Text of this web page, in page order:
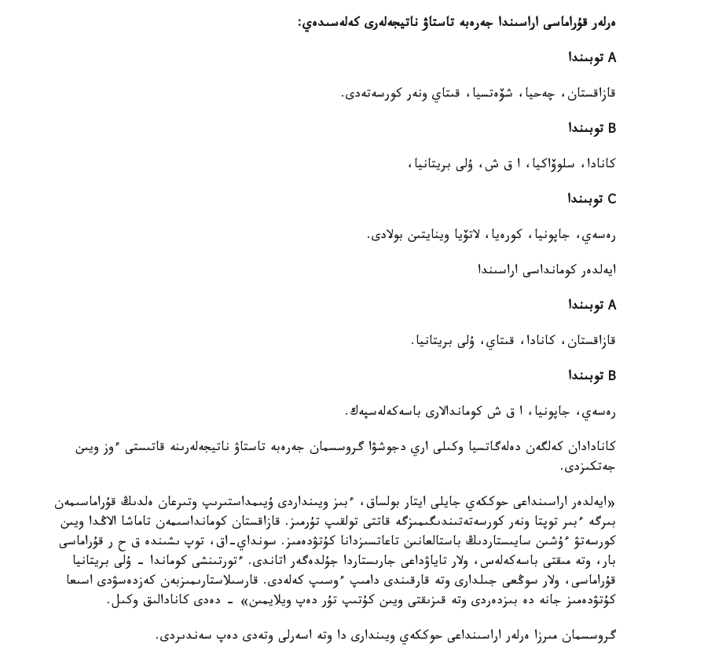
ەرلەر قۇراماسى اراسىندا جەرەبە تاستاۋ ناتيجەلەرى كەلەسىدەي:
А توبىندا
قازاقستان، چەحيا، شۆەتسيا، قىتاي ونەر كورسەتەدى.
В توبىندا
كانادا، سلوۆاكيا، ا ق ش، ۇلى بريتانيا،
С توبىندا
رەسەي، جاپونيا، كورەيا، لاتۆيا وينايتىن بولادى.
ايەلدەر كومانداسى اراسىندا
А توبىندا
قازاقستان، كانادا، قىتاي، ۇلى بريتانيا.
В توبىندا
رەسەي، جاپونيا، ا ق ش كوماندالارى باسەكەلەسپەك.
كانادادان كەلگەن دەلەگاتسيا وكىلى اري دجوشۋا گروسسمان جەرەبە تاستاۋ ناتيجەلەرىنە قاتىستى ءوز ويىن
جەتكىزدى.
«ايەلدەر اراسىنداعى حوككەي جايلى ايتار بولساق، ءبىز ويىنداردى ۇيىمداستىرىپ وتىرعان ەلدىڭ قۇراماسىمەن
بىرگە ءبىر توپتا ونەر كورسەتەتىندىگىمىزگە قاتتى تولقىپ تۇرمىز. قازاقستان كومانداسىمەن تاماشا الاڭدا ويىن
كورسەتۋ ءۇشىن سايىستاردىڭ باستالعانىن تاعاتسىزدانا كۇتۋدەمىز. سونداي-اق، توپ ىشىندە ق ح ر قۇراماسى
بار، وتە مىقتى باسەكەلەس، ولار تاياۋداعى جارىستاردا جۇلدەگەر اتاندى. ءتورتىنشى كوماندا - ۇلى بريتانيا
قۇراماسى، ولار سوڭعى جىلدارى وتە قارقىندى دامىپ ءوسىپ كەلەدى. قارسىلاستارىمىزبەن كەزدەسۋدى اسىعا
كۇتۋدەمىز جانە دە بىزدەردى وتە قىزىقتى ويىن كۇتىپ تۇر دەپ ويلايمىن» - دەدى كانادالىق وكىل.
گروسسمان مىرزا ەرلەر اراسىنداعى حوككەي ويىندارى دا وتە اسەرلى وتەدى دەپ سەندىردى.